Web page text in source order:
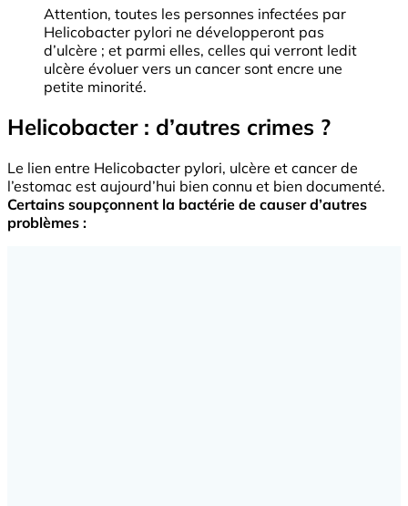
Attention, toutes les personnes infectées par
Helicobacter pylori ne développeront pas
d’ulcère ; et parmi elles, celles qui verront ledit
ulcère évoluer vers un cancer sont encre une
petite minorité.
Helicobacter : d’autres crimes ?
Le lien entre Helicobacter pylori, ulcère et cancer de
l’estomac est aujourd’hui bien connu et bien documenté.
Certains soupçonnent la bactérie de causer d’autres
problèmes :